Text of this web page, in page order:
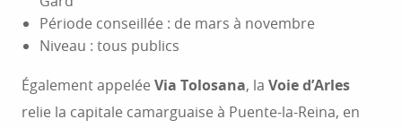
Période conseillée : de mars à novembre
Niveau : tous publics
Également appelée Via Tolosana, la Voie d’Arles
relie la capitale camarguaise à Puente-la-Reina, en